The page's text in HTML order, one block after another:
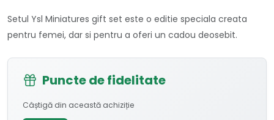
Setul Ysl Miniatures gift set este o editie speciala creata
pentru femei, dar si pentru a oferi un cadou deosebit.
Puncte de fidelitate
Câștigă din această achiziție